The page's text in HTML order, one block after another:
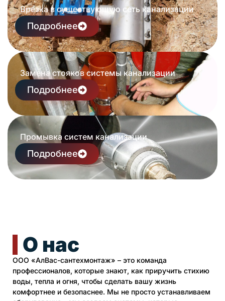
Врезка в существующую сеть канализации
Подробнее
Замена стояков системы канализации
Подробнее
Промывка систем канализации
Подробнее
О нас
ООО «АлВас-сантехмонтаж» – это команда
профессионалов, которые знают, как приручить стихию
воды, тепла и огня, чтобы сделать вашу жизнь
комфортнее и безопаснее. Мы не просто устанавливаем